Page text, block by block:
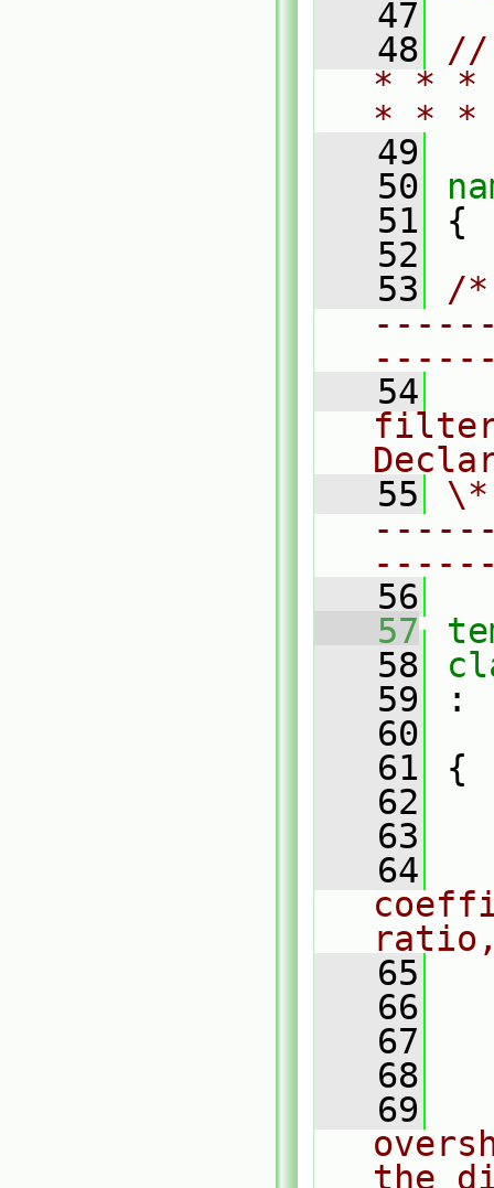
   47
   48
//
* * *
* *
   49
   50
   51
{
   52
   53
/
   54
   55
   56
   57
   58
   59
:
   60
   61
{
   62
   63
   64
   65
   66
   67
   68
   69
the